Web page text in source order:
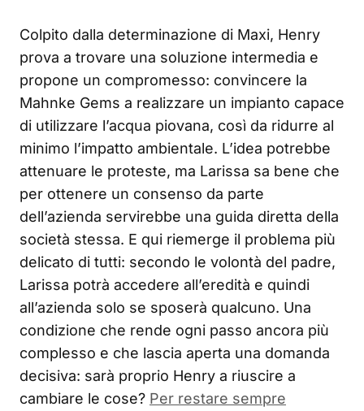
Colpito dalla determinazione di Maxi, Henry
prova a trovare una soluzione intermedia e
propone un compromesso: convincere la
Mahnke Gems a realizzare un impianto capace
di utilizzare l’acqua piovana, così da ridurre al
minimo l’impatto ambientale. L’idea potrebbe
attenuare le proteste, ma Larissa sa bene che
per ottenere un consenso da parte
dell’azienda servirebbe una guida diretta della
società stessa. E qui riemerge il problema più
delicato di tutti: secondo le volontà del padre,
Larissa potrà accedere all’eredità e quindi
all’azienda solo se sposerà qualcuno. Una
condizione che rende ogni passo ancora più
complesso e che lascia aperta una domanda
decisiva: sarà proprio Henry a riuscire a
cambiare le cose? Per restare sempre